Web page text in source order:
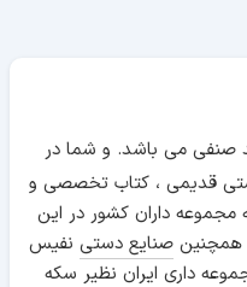
صنفی می باشد. و شما در
قدیمی ، کتاب تخصصی و
داران کشور در این
همچنین صنایع دستی نفیس
داری ایران نظیر سکه